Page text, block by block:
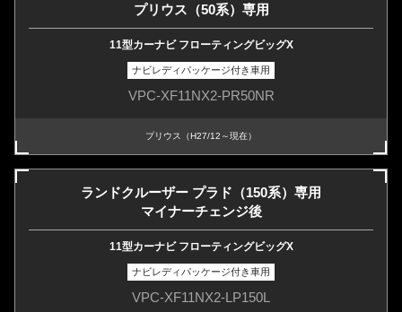
プリウス（50系）専用
11型カーナビ フローティングビッグX
ナビレディパッケージ付き車用
VPC-XF11NX2-PR50NR
プリウス（H27/12～現在）
ランドクルーザー プラド（150系）専用
マイナーチェンジ後
11型カーナビ フローティングビッグX
ナビレディパッケージ付き車用
VPC-XF11NX2-LP150L